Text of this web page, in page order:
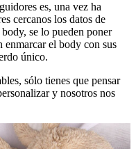
es, una vez ha
cercanos los datos de
se lo pueden poner
enmarcar el body con sus
único.
sólo tienes que pensar
y nosotros nos